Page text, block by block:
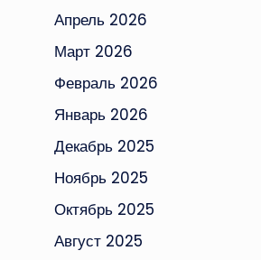
Апрель 2026
Март 2026
Февраль 2026
Январь 2026
Декабрь 2025
Ноябрь 2025
Октябрь 2025
Август 2025